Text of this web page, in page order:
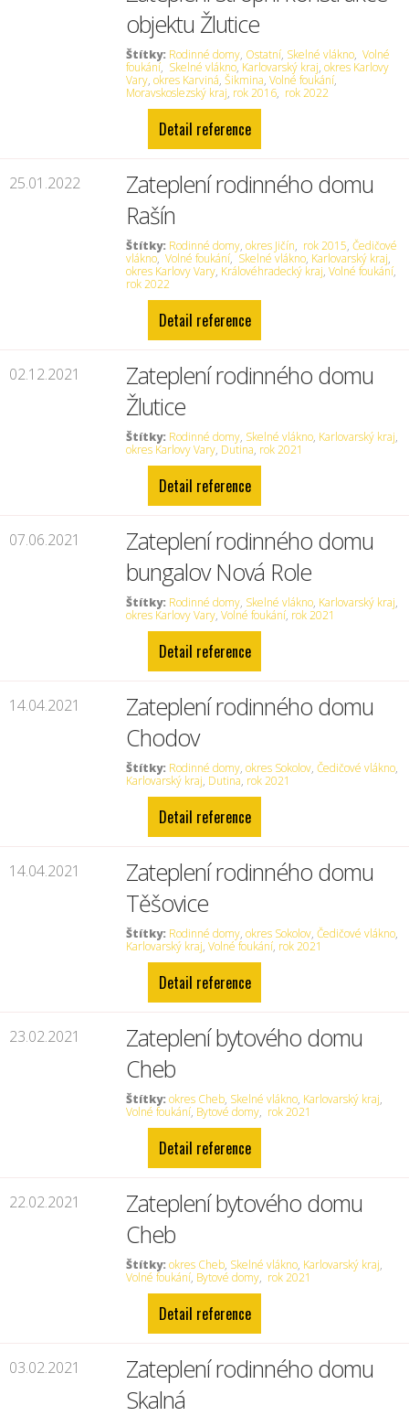
objektu Žlutice
Štítky: Rodinné domy, Ostatní, Skelné vlákno, Volné
foukání, Skelné vlákno, Karlovarský kraj,okres Karlovy
Vary,okres Karviná,Šikmina,Volné foukání,
Moravskoslezský kraj, rok 2016, rok 2022
Detail reference
25.01.2022
Zateplení rodinného domu
Rašín
Štítky: Rodinné domy,okres Jičín, rok 2015,Čedičové
vlákno, Volné foukání, Skelné vlákno, Karlovarský kraj,
okres Karlovy Vary, Královéhradecký kraj,Volné foukání,
rok 2022
Detail reference
02.12.2021
Zateplení rodinného domu
Žlutice
Štítky: Rodinné domy, Skelné vlákno, Karlovarský kraj,
okres Karlovy Vary, Dutina, rok 2021
Detail reference
07.06.2021
Zateplení rodinného domu
bungalov Nová Role
Štítky: Rodinné domy, Skelné vlákno, Karlovarský kraj,
okres Karlovy Vary,Volné foukání, rok 2021
Detail reference
14.04.2021
Zateplení rodinného domu
Chodov
Štítky: Rodinné domy,okres Sokolov,Čedičové vlákno,
Karlovarský kraj, Dutina, rok 2021
Detail reference
14.04.2021
Zateplení rodinného domu
Těšovice
Štítky: Rodinné domy,okres Sokolov,Čedičové vlákno,
Karlovarský kraj,Volné foukání, rok 2021
Detail reference
23.02.2021
Zateplení bytového domu
Cheb
Štítky: okres Cheb, Skelné vlákno, Karlovarský kraj,
Volné foukání, Bytové domy, rok 2021
Detail reference
22.02.2021
Zateplení bytového domu
Cheb
Štítky: okres Cheb, Skelné vlákno, Karlovarský kraj,
Volné foukání, Bytové domy, rok 2021
Detail reference
03.02.2021
Zateplení rodinného domu
Skalná